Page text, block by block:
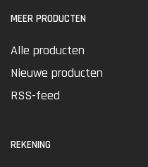
MEER PRODUCTEN
Alle producten
Nieuwe producten
RSS-feed
REKENING